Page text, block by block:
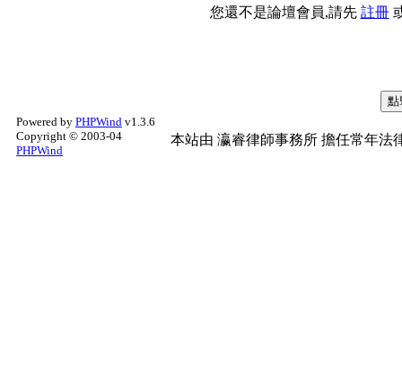
您還不是論壇會員,請先 註冊
Powered by PHPWind v1.3.6
Copyright © 2003-04
PHPWind
本站由 瀛睿律師事務所 擔任常年法